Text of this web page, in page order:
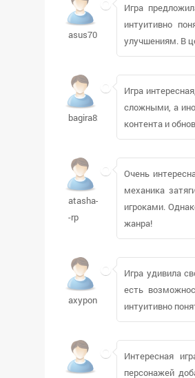
asus70
Игра
интуитивно
улучшениям. В
bagira82937
Игра
сложными, а
контента и
atasha-
-rp
Очень
механика
игроками.
жанра!
axypon
Игра удивила
есть
интуитивно
Интересная
персонажей